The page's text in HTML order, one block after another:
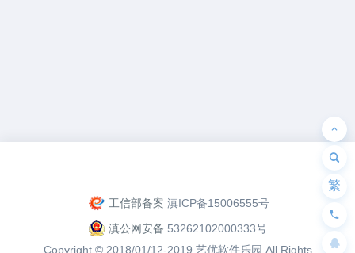
工信部备案 滇ICP备15006555号
滇公网安备 53262102000333号
Copyright © 2018/01/12-2019 艺优软件乐园 All Rights
繁